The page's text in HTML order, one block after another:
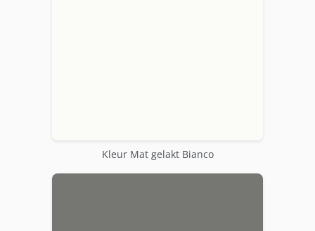
Kleur Mat gelakt Bianco